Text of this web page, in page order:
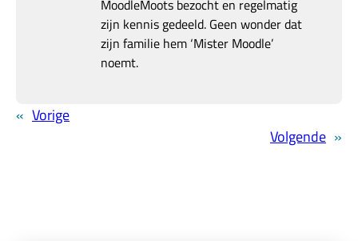
MoodleMoots bezocht en regelmatig
zijn kennis gedeeld. Geen wonder dat
zijn familie hem ‘Mister Moodle’
noemt.
« Vorige
Volgende »